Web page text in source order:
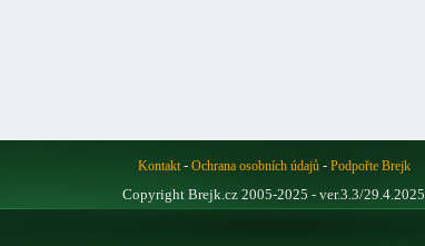
Kontakt- Ochrana osobních údajů- Podpořte Brejk
Copyright Brejk.cz 2005-2025 - ver.3.3/29.4.2025